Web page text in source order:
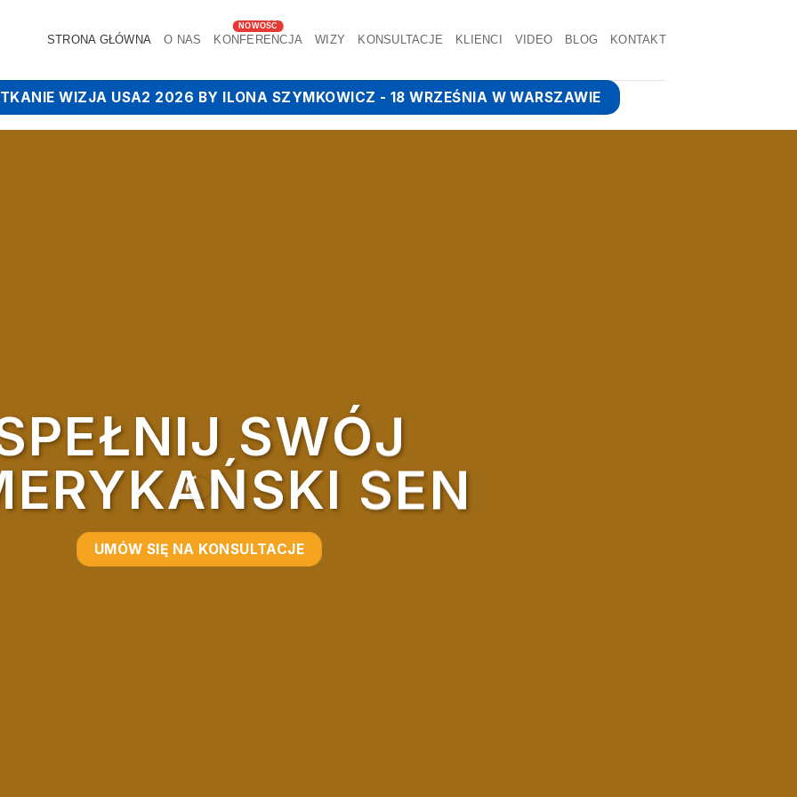
STRONA GŁÓWNA O NAS KONFERENCJA WIZY KONSULTACJE KLIENCI VIDEO BLOG KONTAKT
WIZJA USA2 2026 BY ILONA SZYMKOWICZ - 18 WRZEŚNIA W WARSZAWIE
SWÓJ
SEN
UMÓW SIĘ NA KONSULTACJE